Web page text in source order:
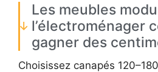
Les meubles
l’électroménager
gagner des
Choisissez canapés